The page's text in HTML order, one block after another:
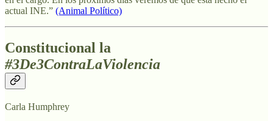
actual INE.” (Animal Político)
Constitucional la
#3De3ContraLaViolencia
Carla Humphrey